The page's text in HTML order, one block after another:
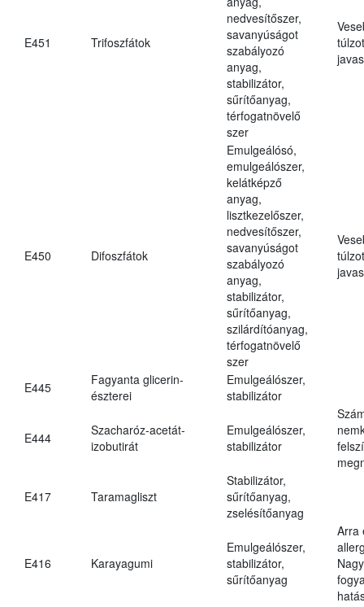
E451 Trifoszfátok
nedvesítőszer,
savanyúságot
szabályozó
anyag,
stabilizátor,
sűrítőanyag,
térfogatnövelő
szer
E450 Difoszfátok
Emulgeálósó,
emulgeálószer,
kelátképző
anyag,
lisztkezelőszer,
nedvesítőszer,
savanyúságot
szabályozó
anyag,
stabilizátor,
sűrítőanyag,
szilárdítóanyag,
térfogatnövelő
szer
E445
Fagyanta glicerin-
észterei
Emulgeálószer,
stabilizátor
E444
Szacharóz-acetát-
izobutirát
Emulgeálószer,
stabilizátor
E417 Taramagliszt
Stabilizátor,
sűrítőanyag,
zselésítőanyag
E416 Karayagumi
Emulgeálószer,
stabilizátor,
sűrítőanyag
Arra